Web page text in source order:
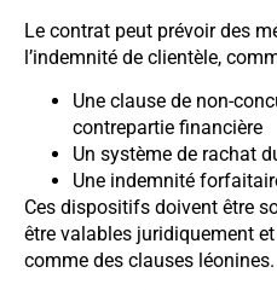
Le contrat peut prévoir des
l’indemnité de clientèle,
Une clause de non-
contrepartie financière
Un système de rachat
Une indemnité
Ces dispositifs doivent être
être valables juridiquement
comme des clauses léonines.